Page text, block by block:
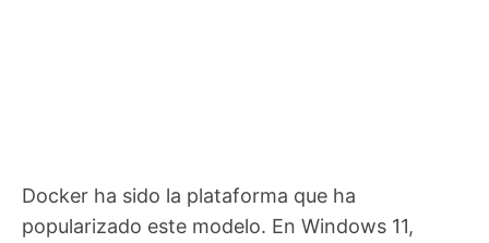
Docker ha sido la plataforma que ha
popularizado este modelo. En Windows 11,